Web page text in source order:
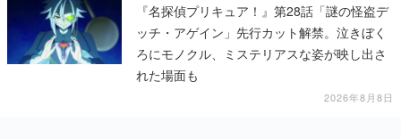
『名探偵プリキュア！』第28話「謎の怪盗デ
ッチ・アゲイン」先行カット解禁。泣きぼく
ろにモノクル、ミステリアスな姿が映し出さ
れた場面も
2026年8月8日